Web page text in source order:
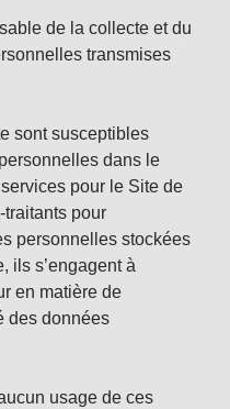
de la collecte et du
transmises
sont susceptibles
dans le
pour le Site de
traitants pour
personnelles stockées
ils s’engagent à
en matière de
des données
usage de ces